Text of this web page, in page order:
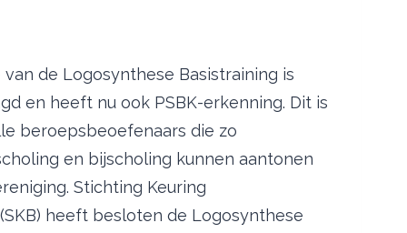
de Logosynthese Basistraining is
en heeft nu ook PSBK-erkenning. Dit is
beroepsbeoefenaars die zo
en bijscholing kunnen aantonen
Stichting Keuring
heeft besloten de Logosynthese